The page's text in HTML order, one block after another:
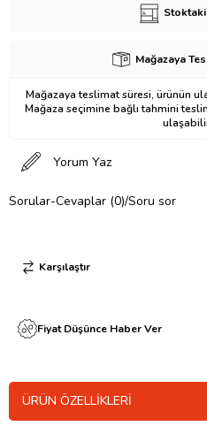
Mağazaya
Mağazaya teslimat süresi, ürünün
Mağaza seçimine bağlı tahmini
Yorum Yaz
Sorular-Cevaplar (0)/Soru sor
Karşılaştır
Fiyat Düşünce Haber Ver
ÜRÜN ÖZELLIKLERI